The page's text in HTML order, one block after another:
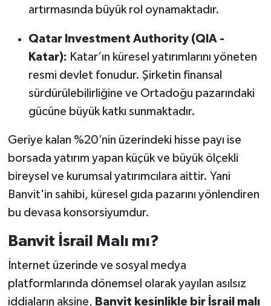
artırmasında büyük rol oynamaktadır.
Qatar Investment Authority (QIA -
Katar): Katar’ın küresel yatırımlarını yöneten
resmi devlet fonudur. Şirketin finansal
sürdürülebilirliğine ve Ortadoğu pazarındaki
gücüne büyük katkı sunmaktadır.
Geriye kalan %20’nin üzerindeki hisse payı ise
borsada yatırım yapan küçük ve büyük ölçekli
bireysel ve kurumsal yatırımcılara aittir. Yani
Banvit'in sahibi, küresel gıda pazarını yönlendiren
bu devasa konsorsiyumdur.
Banvit İsrail Malı mı?
İnternet üzerinde ve sosyal medya
platformlarında dönemsel olarak yayılan asılsız
iddiaların aksine, Banvit kesinlikle bir İsrail malı